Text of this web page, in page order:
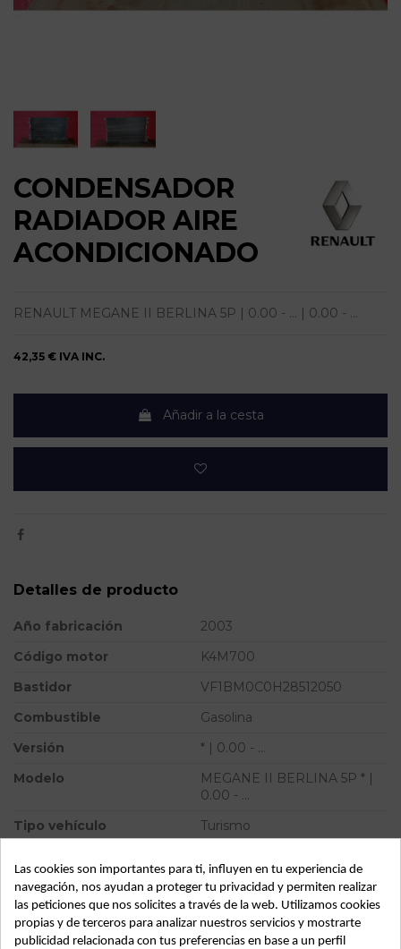
CONDENSADOR
RADIADOR AIRE
ACONDICIONADO
RENAULT MEGANE II BERLINA 5P | 0.00 - ... | 0.00 - ...
42,35 € IVA INC.
Añadir a la cesta
Detalles de producto
Año fabricación
2003
Código motor
K4M700
Bastidor
VF1BM0C0H28512050
Combustible
Gasolina
Versión
* | 0.00 - ...
Modelo
MEGANE II BERLINA 5P * |
0.00 - ...
Tipo vehículo
Turismo
SubAlmacén
386
SubSubAlmacén
100029956
Las cookies son importantes para ti, influyen en tu experiencia de
navegación, nos ayudan a proteger tu privacidad y permiten realizar
las peticiones que nos solicites a través de la web. Utilizamos cookies
propias y de terceros para analizar nuestros servicios y mostrarte
publicidad relacionada con tus preferencias en base a un perfil